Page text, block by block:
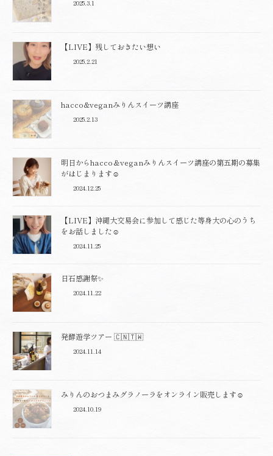
2025.3.1
【LIVE】残しておきたい想い
2025.2.21
hacco&veganみりんスイーツ講座
2025.2.13
明日からhacco＆veganみりんスイーツ講座の第五期の募集
がはじまります☺️
2024.12.25
【LIVE】沖縄大交易会に参加して感じた等身大の心のうち
をお話しました☺️
2024.11.25
日石感謝祭✨
2024.11.22
発酵遊学ツアー 🇨🇳🇹🇼
2024.11.14
みりんのおつまみグラノーラをオンライン販売します☺️
2024.10.19